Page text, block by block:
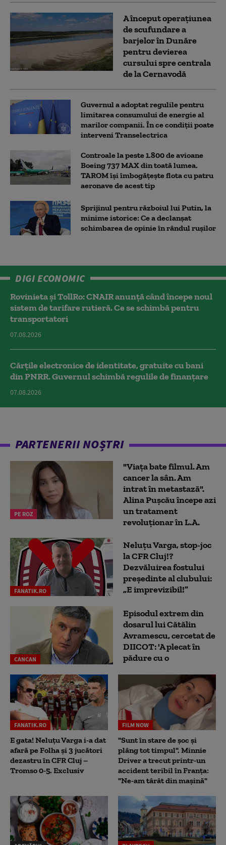
A început operațiunea
de scufundare a
barjelor în Dunăre
pentru devierea
cursului spre centrala
de la Cernavodă
Guvernul a adoptat regulile pentru
limitarea consumului de energie al
marilor companii. În ce condiții poate
interveni Transelectrica
Controale la peste 1.800 de avioane
Boeing 737 MAX din toată lumea.
TAROM își îmbogățește flota cu patru
aeronave de acest tip
Sprijinul pentru războiul lui Putin, la
minime istorice: Ce a declanșat
schimbarea de opinie în rândul rușilor
DIGI ECONOMIC
Rovinieta și TollRo: CNAIR anunță când începe noul
sistem de tarifare rutieră. Ce se schimbă pentru
transportatori
07.08.2026
Cărțile electronice de identitate, gratuite cu bani
din PNRR. Guvernul schimbă regulile de finanțare
07.08.2026
PARTENERII NOȘTRI
PE ROZ
"Viața bate filmul. Am
cancer la sân. Am
intrat în metastază".
Alina Pușcău începe azi
un tratament
revoluționar în L.A.
FANATIK.RO
Neluțu Varga, stop-joc
la CFR Cluj!?
Dezvăluirea fostului
președinte al clubului:
„E imprevizibil!”
CANCAN
Episodul extrem din
dosarul lui Cătălin
Avramescu, cercetat de
DIICOT: 'A plecat în
pădure cu o
FANATIK.RO
E gata! Neluțu Varga i-a dat
afară pe Folha și 3 jucători
dezastru în CFR Cluj –
Tromso 0-5. Exclusiv
FILM NOW
"Sunt în stare de șoc și
plâng tot timpul". Minnie
Driver a trecut printr-un
accident teribil în Franța:
"Ne-am târât din mașină"